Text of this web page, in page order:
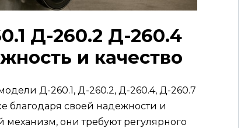
Д-260.2 Д-260.4
и качество
Д-260.1, Д-260.2, Д-260.4, Д-260.7
благодаря своей надежности и
они требуют регулярного